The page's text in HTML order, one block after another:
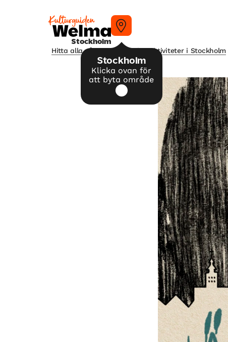
Stockholm
Stockholm
Klicka ovan för
att byta område
Hitta alla våra tips på kulturaktiviteter i Stockholm